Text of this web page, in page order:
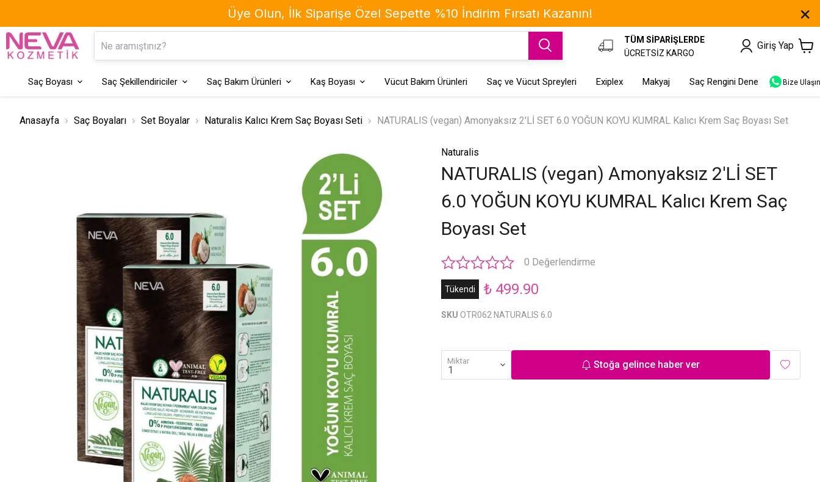
TÜM SİPARİŞLERDE
ÜCRETSİZ KARGO
Giriş Yap
Saç Boyası Saç Şekillendiriciler Saç Bakım Ürünleri Kaş Boyası Vücut Bakım Ürünleri Saç ve Vücut Spreyleri Exiplex Makyaj Saç Rengini Dene Bize Ulaşın
Anasayfa Saç Boyaları Set Boyalar Naturalis Kalıcı Krem Saç Boyası Seti NATURALIS (vegan) Amonyaksız 2'Lİ SET 6.0 YOĞUN KOYU KUMRAL Kalıcı Krem Saç Boyası Set
Naturalis
NATURALIS (vegan) Amonyaksız 2'Lİ SET
6.0 YOĞUN KOYU KUMRAL Kalıcı Krem Saç
Boyası Set
0 Değerlendirme
Tükendi ₺ 499.90
SKU OTR062 NATURALIS 6.0
Miktar Stoğa gelince haber ver
Üye Olun, İlk Siparişe Özel Sepette %10 İndirim Fırsatı Kazanın!